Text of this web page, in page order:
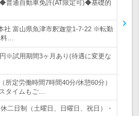
普通自動車免許(AT限定可)◆基礎的
社 富山県魚津市釈迦堂1-7-22 ※転勤
…
※試用期間3ヶ月あり(待遇に変更な
所定労働時間7時間40分/休憩60分）
タイムもご…
二日制（土曜日、日曜日、祝日）・